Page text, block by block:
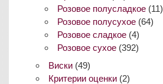
Розовое полусладкое (11)
Розовое полусухое (64)
Розовое сладкое (4)
Розовое сухое (392)
Виски(49)
Критерии оценки(2)